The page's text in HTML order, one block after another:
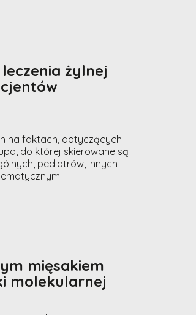
żylnej
na faktach, dotyczących
do której skierowane są
pediatrów, innych
mięsakiem
molekularnej